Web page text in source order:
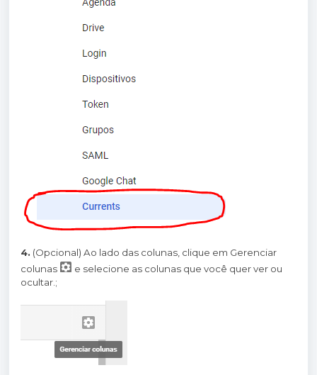
4. (Opcional) Ao lado das colunas, clique em Gerenciar
colunas
e selecione as colunas que você quer ver ou
ocultar.;